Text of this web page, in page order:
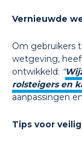
Vernieuwde
Om gebruikers
wetgeving,
ontwikkeld: “
rolsteigers en
aanpassingen
Tips voor